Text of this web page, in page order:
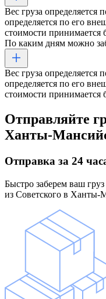
Вес груза определяется
определяется по его
стоимости принимается
По каким дням можно
Вес груза определяется
определяется по его
стоимости принимается
Отправляйте
Ханты-
Отправка за 24
Быстро заберем ваш груз
из Советского в Ханты-